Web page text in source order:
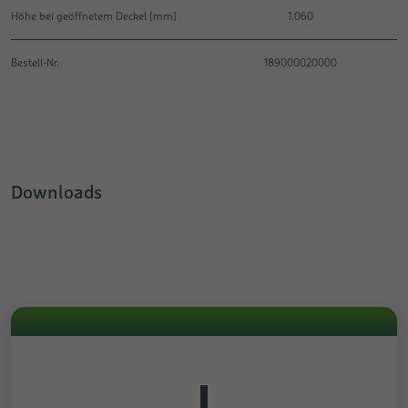
Höhe bei geöffnetem Deckel [mm] 1.060
Bestell-Nr. 189000020000
Downloads